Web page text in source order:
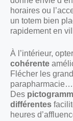
horaires ou
un totem bien
rapidement en
À l’intérieur,
cohérente
Flécher les
Des
différentes
heures